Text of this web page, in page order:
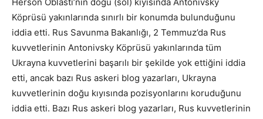
Herson Oblastı’nın doğu (sol) kıyısında Antonivsky
Köprüsü yakınlarında sınırlı bir konumda bulunduğunu
iddia etti. Rus Savunma Bakanlığı, 2 Temmuz’da Rus
kuvvetlerinin Antonivsky Köprüsü yakınlarında tüm
Ukrayna kuvvetlerini başarılı bir şekilde yok ettiğini iddia
etti, ancak bazı Rus askeri blog yazarları, Ukrayna
kuvvetlerinin doğu kıyısında pozisyonlarını koruduğunu
iddia etti. Bazı Rus askeri blog yazarları, Rus kuvvetlerinin